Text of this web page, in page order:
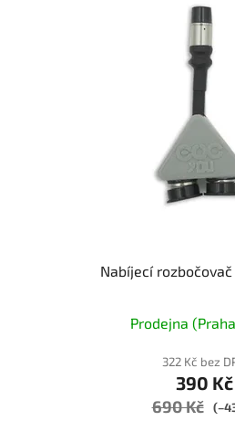
Nabíjecí
Prodejna
322 Kč bez
390 Kč
690 Kč